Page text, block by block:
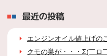
最近の投稿
エンジンオイル値上げの
クモの巣が・・・Σ(￣ロ